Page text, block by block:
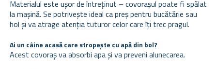
Materialul este ușor de întreținut – covorașul poate fi spălat
la mașină. Se potrivește ideal ca preș pentru bucătărie sau
hol și va atrage atenția tuturor celor care îți trec pragul.
Ai un câine acasă care stropește cu apă din bol?
Acest covoraș va absorbi apa și va preveni alunecarea.